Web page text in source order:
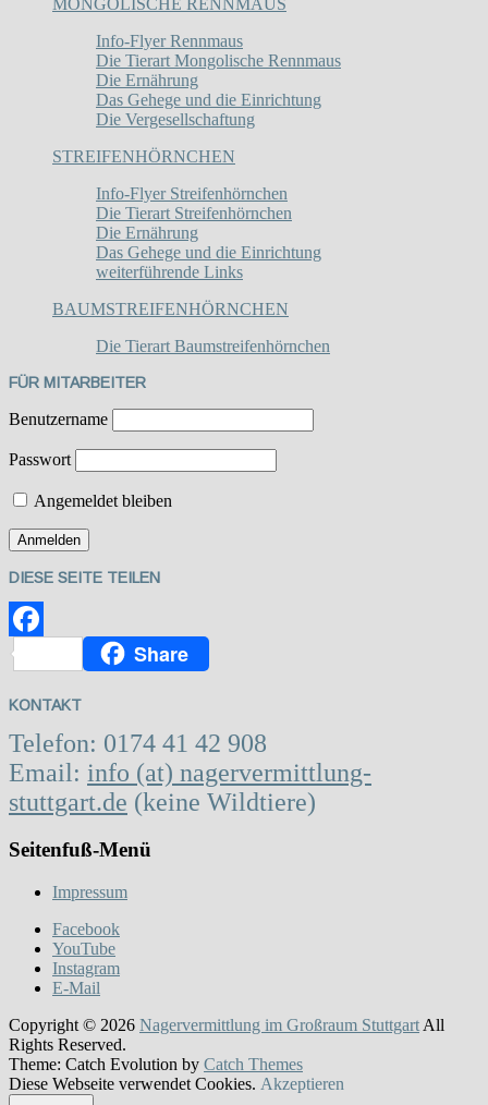
Info-Flyer Rennmaus
Die Tierart Mongolische Rennmaus
Die Ernährung
Das Gehege und die Einrichtung
Die Vergesellschaftung
STREIFENHÖRNCHEN
Info-Flyer Streifenhörnchen
Die Tierart Streifenhörnchen
Die Ernährung
Das Gehege und die Einrichtung
weiterführende Links
BAUMSTREIFENHÖRNCHEN
Die Tierart Baumstreifenhörnchen
FÜR MITARBEITER
Benutzername
Passwort
Angemeldet bleiben
DIESE SEITE TEILEN
FacebookShare
KONTAKT
Telefon: 0174 41 42 908
Email: info (at) nagervermittlung-
stuttgart.de (keine Wildtiere)
Seitenfuß-Menü
Impressum
Facebook
YouTube
Instagram
E-Mail
Copyright © 2026 Nagervermittlung im Großraum Stuttgart All
Rights Reserved.
Theme: Catch Evolution by Catch Themes
Diese Webseite verwendet Cookies. Akzeptieren